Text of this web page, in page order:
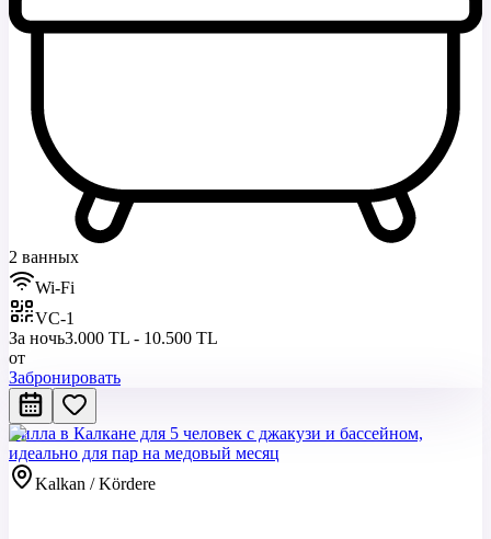
2 ванных
Wi-Fi
VC-1
За ночь3.000 TL - 10.500 TL
от
Забронировать
Вилла в Калкане для 5 человек с джакузи и бассейном,
идеально для пар на медовый месяц
Kalkan / Kördere